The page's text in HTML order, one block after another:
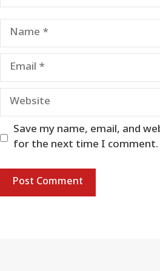
Name
Email
Website
Save my name, email, and
for the next time I comment.